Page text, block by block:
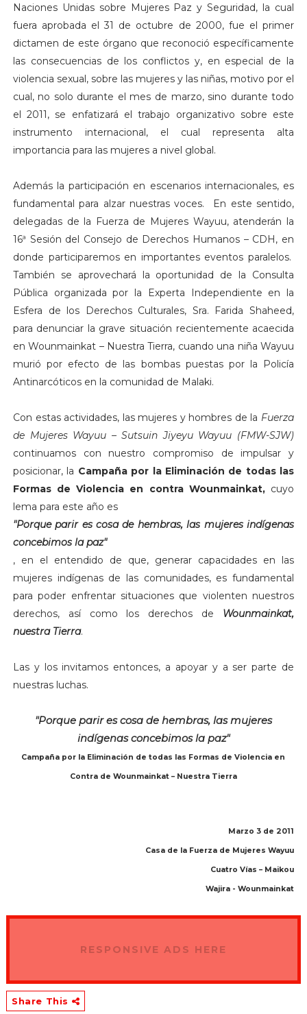
Naciones Unidas sobre Mujeres Paz y Seguridad, la cual
fuera aprobada el 31 de octubre de 2000, fue el primer
dictamen de este órgano que reconoció específicamente
las consecuencias de los conflictos y, en especial de la
violencia sexual, sobre las mujeres y las niñas, motivo por el
cual, no solo durante el mes de marzo, sino durante todo
el 2011, se enfatizará el trabajo organizativo sobre este
instrumento internacional, el cual representa alta
importancia para las mujeres a nivel global.
Además la participación en escenarios internacionales, es
fundamental para alzar nuestras voces. En este sentido,
delegadas de la Fuerza de Mujeres Wayuu, atenderán la
16ª Sesión del Consejo de Derechos Humanos – CDH, en
donde participaremos en importantes eventos paralelos.
También se aprovechará la oportunidad de la Consulta
Pública organizada por la Experta Independiente en la
Esfera de los Derechos Culturales, Sra. Farida Shaheed,
para denunciar la grave situación recientemente acaecida
en Wounmainkat – Nuestra Tierra, cuando una niña Wayuu
murió por efecto de las bombas puestas por la Policía
Antinarcóticos en la comunidad de Malaki.
Con estas actividades, las mujeres y hombres de la Fuerza
de Mujeres Wayuu – Sutsuin Jiyeyu Wayuu (FMW-SJW)
continuamos con nuestro compromiso de impulsar y
posicionar, la Campaña por la Eliminación de todas las
Formas de Violencia en contra Wounmainkat,cuyo
lema para este año es
"Porque parir es cosa de hembras, las mujeres indígenas
concebimos la paz"
, en el entendido de que, generar capacidades en las
mujeres indígenas de las comunidades, es fundamental
para poder enfrentar situaciones que violenten nuestros
derechos, así como los derechos de Wounmainkat,
nuestra Tierra.
Las y los invitamos entonces, a apoyar y a ser parte de
nuestras luchas.
"Porque parir es cosa de hembras, las mujeres
indígenas concebimos la paz"
Campaña por la Eliminación de todas las Formas de Violencia en
Contra de Wounmainkat – Nuestra Tierra
Marzo 3 de 2011
Casa de la Fuerza de Mujeres Wayuu
Cuatro Vías – Maikou
Wajira - Wounmainkat
RESPONSIVE ADS HERE
Share This